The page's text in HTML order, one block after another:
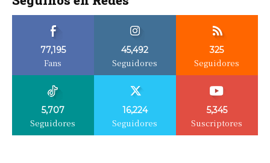
77,195
Fans
45,492
Seguidores
325
Seguidores
5,707
Seguidores
16,224
Seguidores
5,345
Suscriptores